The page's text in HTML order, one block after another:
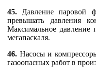
45. Давление паровой
превышать давления
Максимальное
мегапаскаля.
46. Насосы и
газоопасных работ в